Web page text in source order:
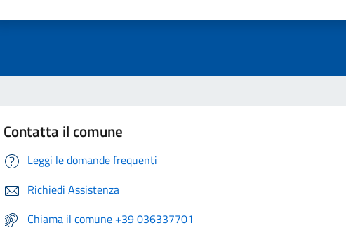
Contatta il comune
Leggi le domande frequenti
Richiedi Assistenza
Chiama il comune +39 036337701